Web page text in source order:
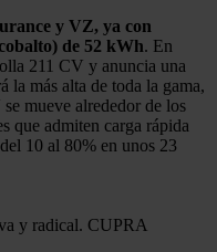
y VZ, ya con
de 52 kWh. En
211 CV y anuncia una
la más alta de toda la gama,
mueve alrededor de los
que admiten carga rápida
10 al 80% en unos 23
y radical. CUPRA